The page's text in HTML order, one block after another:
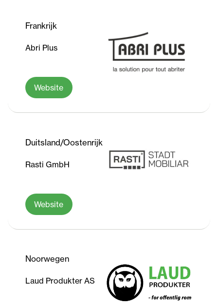
Frankrijk
Abri Plus
Website
Duitsland/Oostenrijk
Rasti GmbH
Website
Noorwegen
Laud Produkter AS